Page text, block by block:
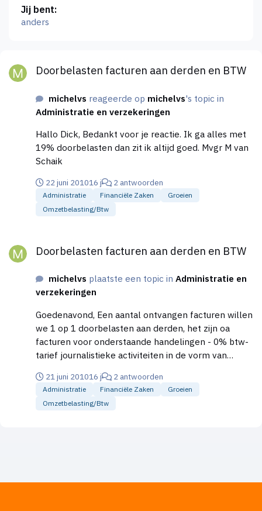
Jij bent:
anders
Doorbelasten facturen aan derden en BTW
michelvs reageerde op michelvs's topic in
Administratie en verzekeringen
Hallo Dick, Bedankt voor je reactie. Ik ga alles met
19% doorbelasten dan zit ik altijd goed. Mvgr M van
Schaik
22 juni 201016 j 2 antwoorden
Administratie Financiële Zaken
Groeien
Omzetbelasting/btw
Doorbelasten facturen aan derden en BTW
michelvs plaatste een topic inAdministratie en
verzekeringen
Goedenavond, Een aantal ontvangen facturen willen
we 1 op 1 doorbelasten aan derden, het zijn oa
facturen voor onderstaande handelingen - 0% btw-
tarief journalistieke activiteiten in de vorm van
drukkosten - 19% btw-tarief foto's Als we de
gefactureerde kosten 1 op 1 doorbelasten en deze
afzonderlijk op de factuur vermelden mogen we dan
21 juni 201016 j 2 antwoorden
Administratie Financiële Zaken
Groeien
Omzetbelasting/btw